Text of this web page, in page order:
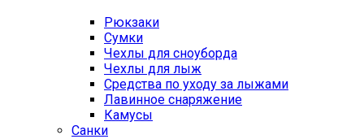
Рюкзаки
Сумки
Чехлы для сноуборда
Чехлы для лыж
Средства по уходу за лыжами
Лавинное снаряжение
Камусы
Санки